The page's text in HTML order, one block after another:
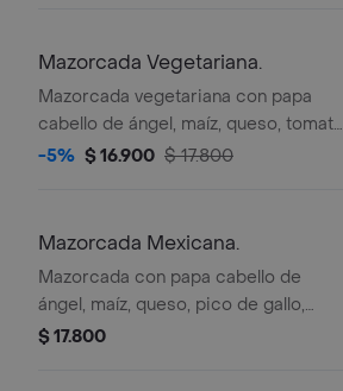
Mazorcada Vegetariana.
Mazorcada vegetariana con papa
cabello de ángel, maíz, queso, tomate,
cebolla, champiñón, pimentón y
-5% $ 16.900 $ 17.800
Mazorcada Mexicana.
Mazorcada con papa cabello de
ángel, maíz, queso, pico de gallo,
carne molida, frijol refrito y jalapeños.
$ 17.800